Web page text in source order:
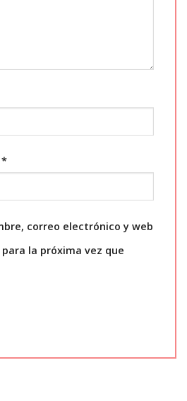
*
correo electrónico y web
la próxima vez que